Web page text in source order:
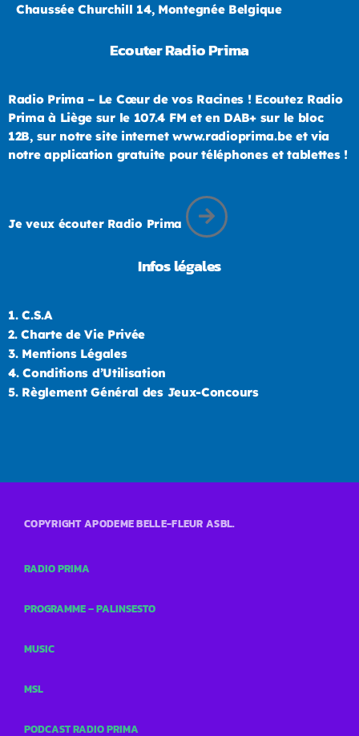
Chaussée Churchill 14, Montegnée Belgique
Ecouter Radio Prima
Radio Prima – Le Cœur de vos Racines ! Ecoutez Radio
Prima à Liège sur le 107.4 FM et en DAB+ sur le bloc
12B, sur notre site internet www.radioprima.be et via
notre application gratuite pour téléphones et tablettes !
Je veux écouter Radio Prima
Infos légales
1. C.S.A
2. Charte de Vie Privée
3. Mentions Légales
4. Conditions d’Utilisation
5. Règlement Général des Jeux-Concours
COPYRIGHT APODEME BELLE-FLEUR ASBL.
RADIO PRIMA
PROGRAMME – PALINSESTO
MUSIC
MSL
PODCAST RADIO PRIMA